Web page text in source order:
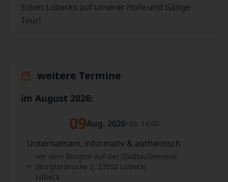
Ecken Lübecks auf unserer Höfe und Gänge
Tour!
weitere Termine
im August 2026:
09Aug. 2026•So. 14:00
Unterhaltsam, informativ & authentisch
vor dem Burgtor auf der Stadtaußenseite
(Burgtorbrücke 2, 23552 Lübeck)
Lübeck